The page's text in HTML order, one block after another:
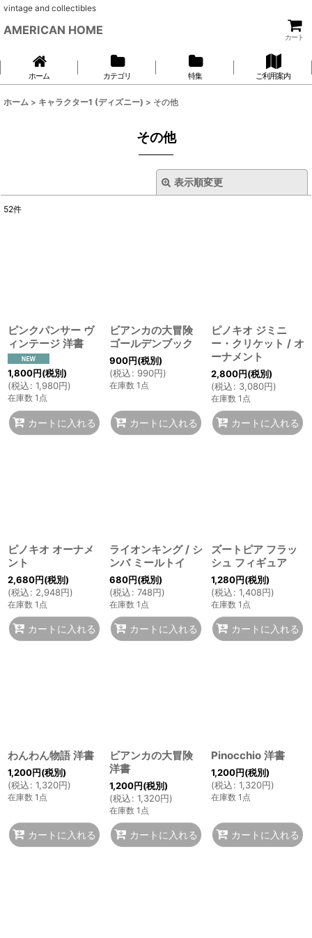
vintage and collectibles
AMERICAN HOME
カート
ホーム カテゴリ 特集 ご利用案内
ホーム > キャラクター1 (ディズニー) > その他
その他
表示順変更
52件
ピンクパンサー ヴ
ィンテージ 洋書
1,800円(税別)
(税込: 1,980円)
在庫数 1点
カートに入れる
ビアンカの大冒険
ゴールデンブック
900円(税別)
(税込: 990円)
在庫数 1点
カートに入れる
ピノキオ ジミニ
ー・クリケット / オ
ーナメント
2,800円(税別)
(税込: 3,080円)
在庫数 1点
カートに入れる
ピノキオ オーナメ
ント
2,680円(税別)
(税込: 2,948円)
在庫数 1点
カートに入れる
ライオンキング / シ
ンバ ミールトイ
680円(税別)
(税込: 748円)
在庫数 1点
カートに入れる
ズートピア フラッ
シュ フィギュア
1,280円(税別)
(税込: 1,408円)
在庫数 1点
カートに入れる
わんわん物語 洋書
1,200円(税別)
(税込: 1,320円)
在庫数 1点
カートに入れる
ビアンカの大冒険
洋書
1,200円(税別)
(税込: 1,320円)
在庫数 1点
カートに入れる
Pinocchio 洋書
1,200円(税別)
(税込: 1,320円)
在庫数 1点
カートに入れる